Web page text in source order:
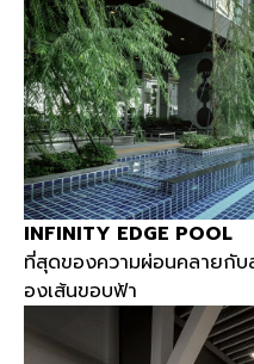
INFINITY EDGE POOL
ที่สุดของความผ่อนคลายกับ
องเส้นขอบฟ้า